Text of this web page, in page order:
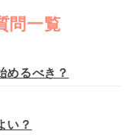
問一覧
めるべき？
い？